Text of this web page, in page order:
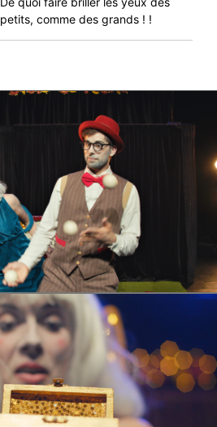
petits, comme des grands ! !